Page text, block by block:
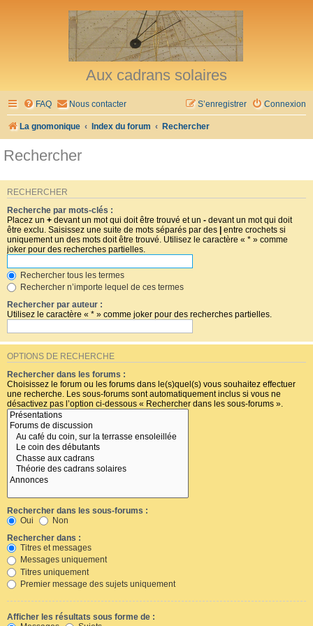
Aux cadrans solaires
FAQ Nous contacter Connexion
S’enregistrer
La gnomonique Index du forum Rechercher
Rechercher
RECHERCHER
Recherche par mots-clés :
Placez un + devant un mot qui doit être trouvé et un - devant un mot qui doit
être exclu. Saisissez une suite de mots séparés par des | entre crochets si
uniquement un des mots doit être trouvé. Utilisez le caractère « * » comme
joker pour des recherches partielles.
Rechercher tous les termes
Rechercher n’importe lequel de ces termes
Rechercher par auteur :
Utilisez le caractère « * » comme joker pour des recherches partielles.
OPTIONS DE RECHERCHE
Rechercher dans les forums :
Choisissez le forum ou les forums dans le(s)quel(s) vous souhaitez effectuer
une recherche. Les sous-forums sont automatiquement inclus si vous ne
désactivez pas l’option ci-dessous « Rechercher dans les sous-forums ».
Rechercher dans les sous-forums :
Oui
Non
Rechercher dans :
Titres et messages
Messages uniquement
Titres uniquement
Premier message des sujets uniquement
Afficher les résultats sous forme de :